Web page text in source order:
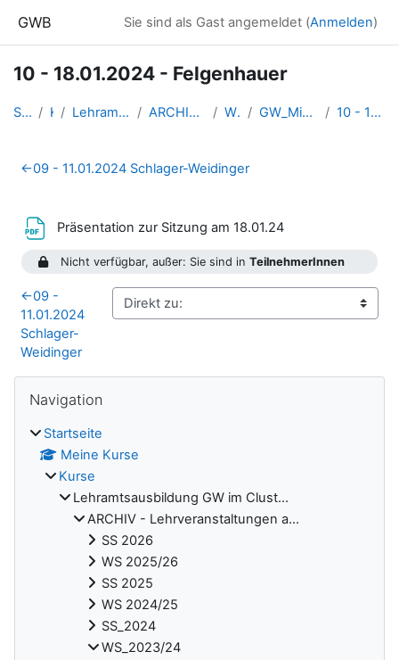
GWB Sie sind als Gast angemeldet (Anmelden)
10 - 18.01.2024 - Felgenhauer
Startseite Kurse Lehramtsausbildung GW im Clust... ARCHIV - Lehrveranstaltungen a... WS_2023/24 GW_Migration_Felgenhauer_Schla... 10 - 18.01.2024 - Felgenhauer
Abschnittsübersicht
←09 - 11.01.2024 Schlager-Weidinger
Präsentation zur Sitzung am 18.01.24
Nicht verfügbar, außer: Sie sind inTeilnehmerInnen
←09 -
11.01.2024
Schlager-
Weidinger
Navigation
Startseite
Meine Kurse
Kurse
Lehramtsausbildung GW im Clust...
ARCHIV - Lehrveranstaltungen a...
SS 2026
WS 2025/26
SS 2025
WS 2024/25
SS_2024
WS_2023/24